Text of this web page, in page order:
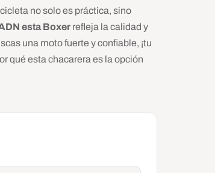
no solo es práctica, sino
esta Boxer refleja la calidad y
una moto fuerte y confiable, ¡tu
qué esta chacarera es la opción